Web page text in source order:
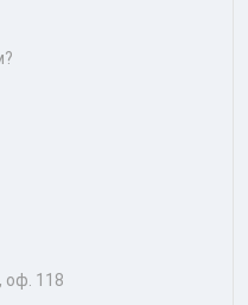
оф. 118